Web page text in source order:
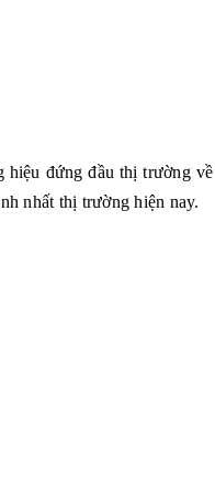
đứng đầu thị trường
nhất thị trường hiện nay.